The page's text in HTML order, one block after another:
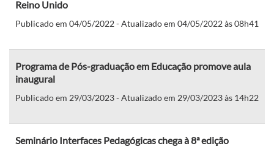
Reino Unido
Publicado em 04/05/2022 - Atualizado em 04/05/2022 às 08h41
Programa de Pós-graduação em Educação promove aula
inaugural
Publicado em 29/03/2023 - Atualizado em 29/03/2023 às 14h22
Seminário Interfaces Pedagógicas chega à 8ª edição